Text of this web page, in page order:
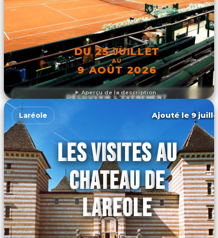
Aperçu de la description
DU 25 JUILLET
AU
9 AOÛT 2026
DÉCOUVRIR L'ÉVÉNEMENT
Laréole Ajouté le 9
LES VISITES AU
CHATEAU DE
LAREOLE